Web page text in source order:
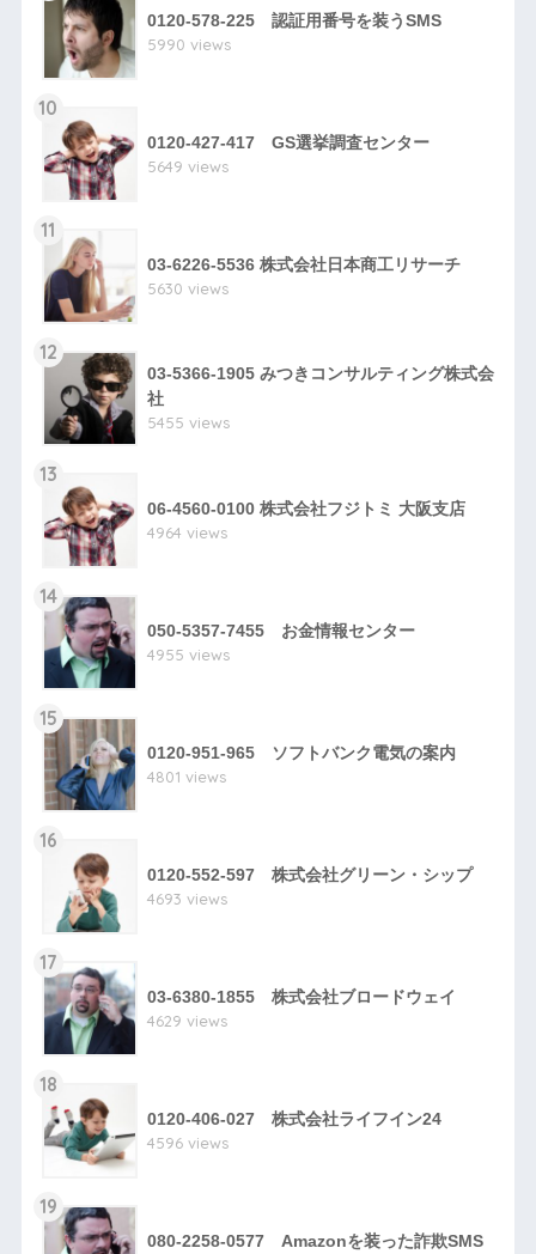
0120-578-225 認証用番号を装うSMS
5990 views
10
0120-427-417 GS選挙調査センター
5649 views
11
03-6226-5536 株式会社日本商工リサーチ
5630 views
12
03-5366-1905 みつきコンサルティング株式会
社
5455 views
13
06-4560-0100 株式会社フジトミ 大阪支店
4964 views
14
050-5357-7455 お金情報センター
4955 views
15
0120-951-965 ソフトバンク電気の案内
4801 views
16
0120-552-597 株式会社グリーン・シップ
4693 views
17
03-6380-1855 株式会社ブロードウェイ
4629 views
18
0120-406-027 株式会社ライフイン24
4596 views
19
080-2258-0577 Amazonを装った詐欺SMS